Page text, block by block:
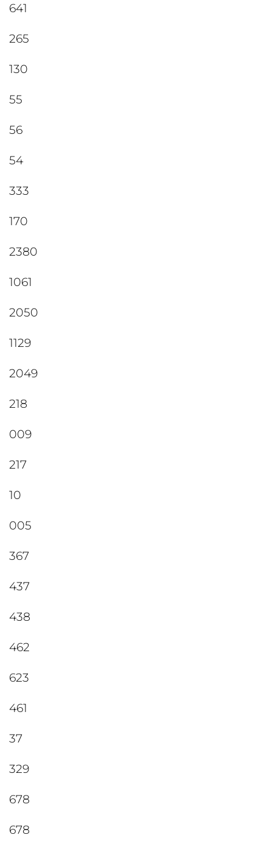
641
265
130
55
56
54
333
170
2380
1061
2050
1129
2049
218
009
217
10
005
367
437
438
462
623
461
37
329
678
678